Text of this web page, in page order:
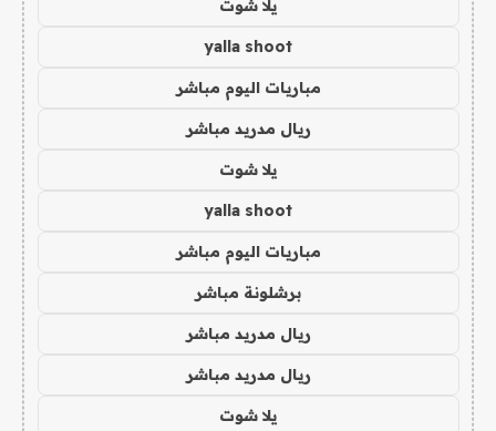
يلا شوت
yalla shoot
مباريات اليوم مباشر
ريال مدريد مباشر
يلا شوت
yalla shoot
مباريات اليوم مباشر
برشلونة مباشر
ريال مدريد مباشر
ريال مدريد مباشر
يلا شوت